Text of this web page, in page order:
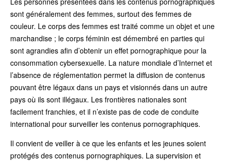
sont généralement des femmes, surtout des femmes de
couleur. Le corps des femmes est traité comme un objet et une
marchandise ; le corps féminin est démembré en parties qui
sont agrandies afin d’obtenir un effet pornographique pour la
consommation cybersexuelle. La nature mondiale d’Internet et
l’absence de réglementation permet la diffusion de contenus
pouvant être légaux dans un pays et visionnés dans un autre
pays où ils sont illégaux. Les frontières nationales sont
facilement franchies, et il n’existe pas de code de conduite
international pour surveiller les contenus pornographiques.
Il convient de veiller à ce que les enfants et les jeunes soient
protégés des contenus pornographiques. La supervision et